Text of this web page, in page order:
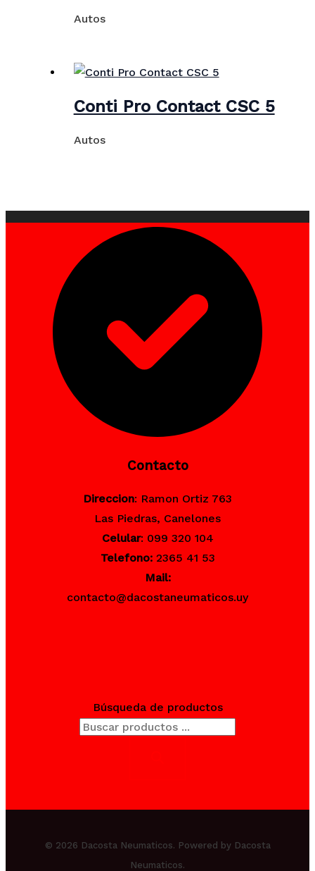
Autos
Conti Pro Contact CSC 5
Autos
Contacto
Direccion: Ramon Ortiz 763
Las Piedras, Canelones
Celular: 099 320 104
Telefono:2365 41 53
Mail:
contacto@dacostaneumaticos.uy
Búsqueda de productos
© 2026 Dacosta Neumaticos. Powered by Dacosta
Neumaticos.